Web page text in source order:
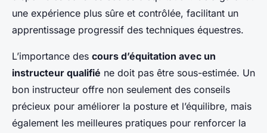
une expérience plus sûre et contrôlée, facilitant un
apprentissage progressif des techniques équestres.
L’importance des cours d’équitation avec un
instructeur qualifié ne doit pas être sous-estimée. Un
bon instructeur offre non seulement des conseils
précieux pour améliorer la posture et l’équilibre, mais
également les meilleures pratiques pour renforcer la